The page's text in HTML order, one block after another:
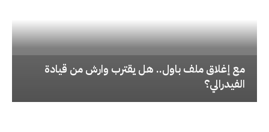
‏مع إغلاق ملف باول.. هل يقترب وارش من قيادة
الفيدرالي؟